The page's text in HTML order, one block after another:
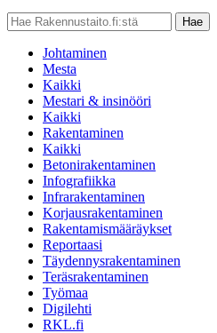
Johtaminen
Mesta
Kaikki
Mestari & insinööri
Kaikki
Rakentaminen
Kaikki
Betonirakentaminen
Infografiikka
Infrarakentaminen
Korjausrakentaminen
Rakentamismääräykset
Reportaasi
Täydennysrakentaminen
Teräsrakentaminen
Työmaa
Digilehti
RKL.fi